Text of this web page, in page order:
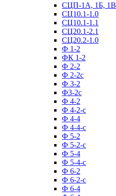
СЦП-1А, 1Б, 1В
СЦ10.1-1.0
СЦ10.1-1.1
СЦ20.1-2.1
СЦ20.2-1.0
Ф 1-2
ФК 1-2
Ф 2-2
Ф 2-2с
Ф 3-2
Ф3-2с
Ф 4-2
Ф 4-2-с
Ф 4-4
Ф 4-4-с
Ф 5-2
Ф 5-2-с
Ф 5-4
Ф 5-4-с
Ф 6-2
Ф 6-2-с
Ф 6-4